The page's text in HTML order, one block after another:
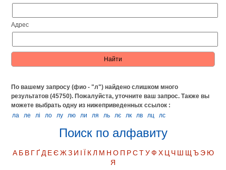
Адрес
По вашему запросу (фио - "л") найдено слишком много
результатов (45750). Пожалуйста, уточните ваш запрос.Также вы
можете выбрать одну из нижеприведенных ссылок :
ла
ле лі ло лу лю ли ля ль лє лк лв лц лс
Поиск по алфавиту
А Б В Г Ґ Д Е Є Ж З И І Ї К Л М Н О П Р С Т У Ф Х Ц Ч Ш Щ Ъ Э Ю
Я